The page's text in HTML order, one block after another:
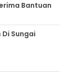
Bantuan
Sungai